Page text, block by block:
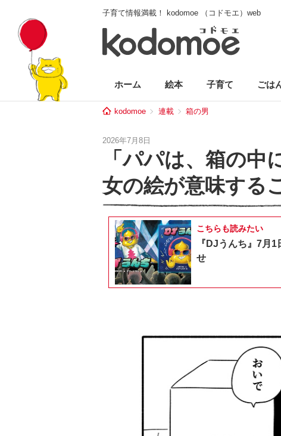
子育て情報満載！ kodomoe （コドモエ）web
ホーム 絵本 子育て ごは
kodomoe 連載 箱の男
2026年7月8日
「パパは、箱の
女の絵が意味する
こちらも読みたい
『DJうんち』7月
せ